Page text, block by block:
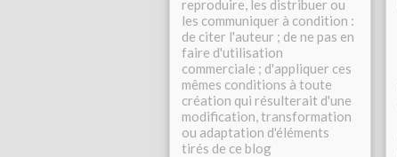
reproduire, les distribuer ou
les communiquer à condition :
de citer l'auteur ; de ne pas en
faire d'utilisation
commerciale ; d'appliquer ces
mêmes conditions à toute
création qui résulterait d'une
modification, transformation
ou adaptation d'éléments
tirés de ce blog